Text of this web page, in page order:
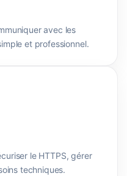
avec les
et professionnel.
le HTTPS, gérer
techniques.